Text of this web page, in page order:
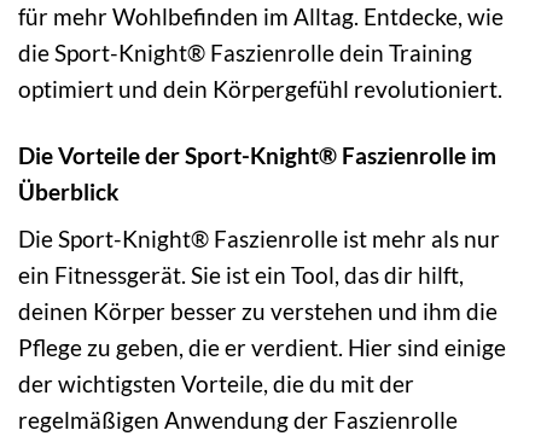
für mehr Wohlbefinden im Alltag. Entdecke, wie
die Sport-Knight® Faszienrolle dein Training
optimiert und dein Körpergefühl revolutioniert.
Die Vorteile der Sport-Knight® Faszienrolle im
Überblick
Die Sport-Knight® Faszienrolle ist mehr als nur
ein Fitnessgerät. Sie ist ein Tool, das dir hilft,
deinen Körper besser zu verstehen und ihm die
Pflege zu geben, die er verdient. Hier sind einige
der wichtigsten Vorteile, die du mit der
regelmäßigen Anwendung der Faszienrolle